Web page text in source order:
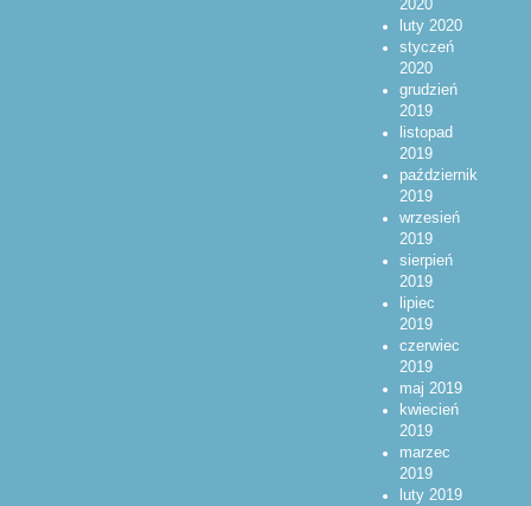
2020
luty 2020
styczeń
2020
grudzień
2019
listopad
2019
październik
2019
wrzesień
2019
sierpień
2019
lipiec
2019
czerwiec
2019
maj 2019
kwiecień
2019
marzec
2019
luty 2019